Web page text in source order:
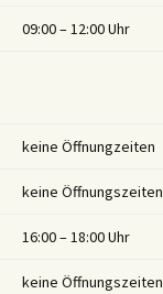
09:00 – 12:00 Uhr
keine Öffnungzeiten
keine Öffnungszeiten
16:00 – 18:00 Uhr
keine Öffnungszeiten